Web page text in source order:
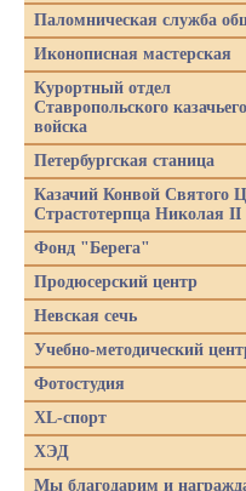
Паломническая служба
Иконописная мастерская
Курортный отдел
Ставропольского казачьего
войска
Петербургская станица
Казачий Конвой Святого
Страстотерпца Николая II
Фонд "Берега"
Продюсерский центр
Невская сечь
Учебно-методический
Фотостудия
XL-спорт
ХЭД
Мы благодарим и